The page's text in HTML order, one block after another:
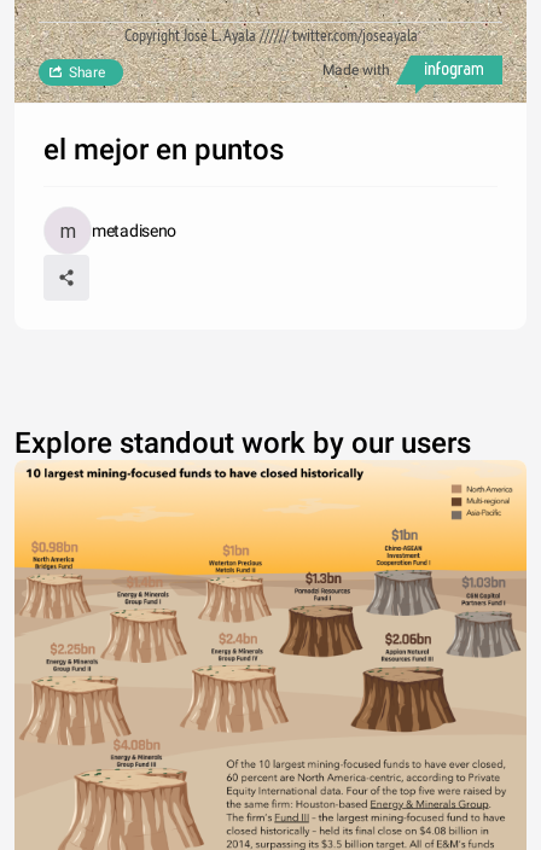
Copyright José L. Ayala ////// twitter.com/joseayala
Made with
Share
el mejor en puntos
metadiseno
Explore standout work by our users